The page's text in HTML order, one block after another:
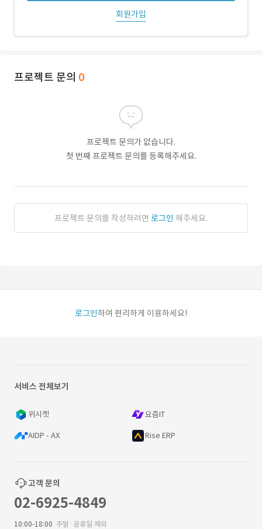
회원가입
프로젝트 문의 0
프로젝트 문의가 없습니다.
첫 번째 프로젝트 문의를 등록해주세요.
프로젝트 문의를 작성하려면 로그인 해주세요.
로그인하여 편리하게 이용하세요!
서비스 전체보기
위시켓 요즘IT
AIDP - AX Rise ERP
고객 문의
02-6925-4849
10:00-18:00 주말·공휴일 제외